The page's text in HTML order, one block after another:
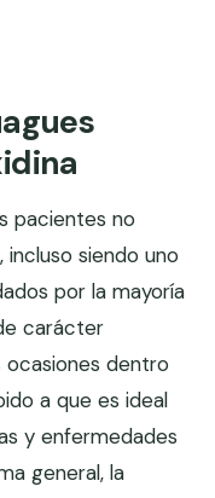
pacientes no
siendo uno
por la mayoría
carácter
dentro
a que es ideal
y enfermedades
general, la